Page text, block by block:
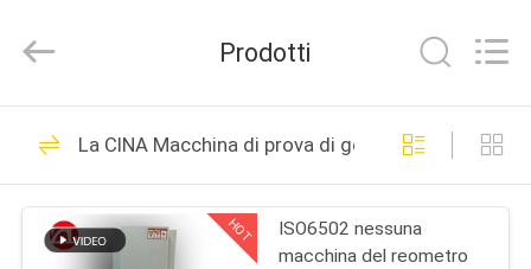
CASA
PRODOTTI
Instrument
Technology
All
Reserved.
Macchina di prova
di gomma
268
Prodotti
La CINA Macchina di prova di gomma
HOT
ISO6502 nessuna
macchina del reometro